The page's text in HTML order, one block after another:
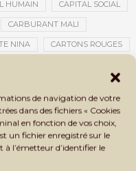
de navigation de votre
dans des fichiers « Cookies
en fonction de vos choix,
un fichier enregistré sur le
l’émetteur d’identifier le
HUMAIN CAPITAL SOCIAL
CARBURANT MALI
NINA CARTONS ROUGES
VISA CDAT CECOGEC
NATIONALE CEMAC
CENSURE
SOLAIRE